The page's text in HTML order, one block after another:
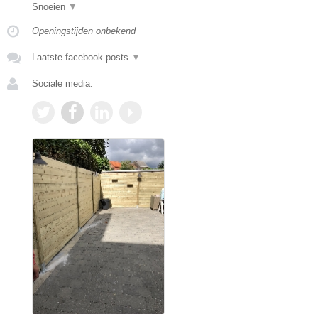
Snoeien ▼
Openingstijden onbekend
Laatste facebook posts ▼
Sociale media: